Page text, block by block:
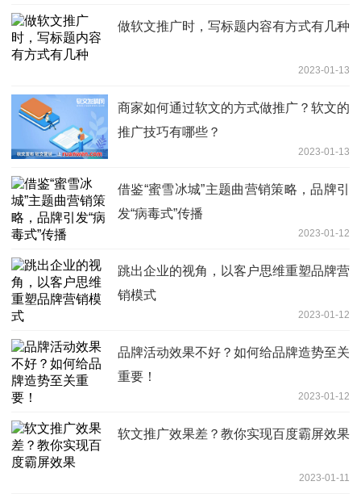
做软文推广时，写标题内容有方式有几种
2023-01-13
商家如何通过软文的方式做推广？软文的
推广技巧有哪些？
2023-01-13
借鉴“蜜雪冰城”主题曲营销策略，品牌引
发“病毒式”传播
2023-01-12
跳出企业的视角，以客户思维重塑品牌营
销模式
2023-01-12
品牌活动效果不好？如何给品牌造势至关
重要！
2023-01-12
软文推广效果差？教你实现百度霸屏效果
2023-01-11